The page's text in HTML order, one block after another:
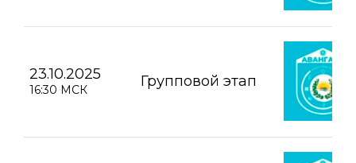
23.10.2025
16:30 МСК Групповой этап